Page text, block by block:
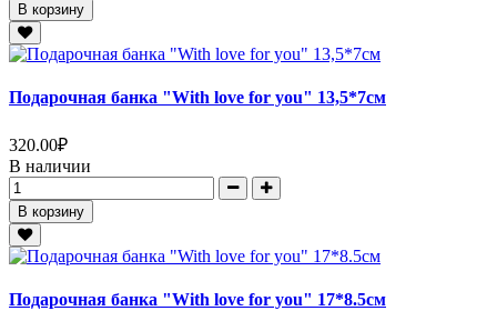
В корзину
Подарочная банка "With love for you" 13,5*7см
320.00₽
В наличии
В корзину
Подарочная банка "With love for you" 17*8.5см